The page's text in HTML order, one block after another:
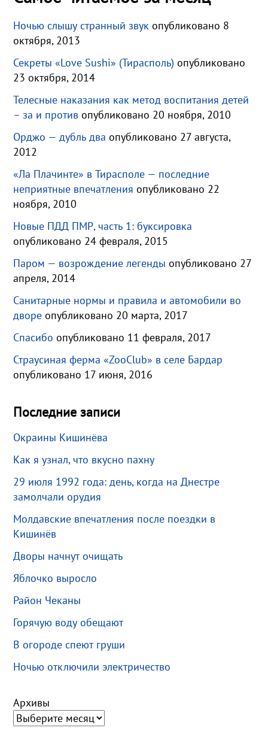
Ночью слышу странный звук опубликовано 8
октября, 2013
Секреты «Love Sushi» (Тирасполь) опубликовано
23 октября, 2014
Телесные наказания как метод воспитания детей
– за и против опубликовано 20 ноября, 2010
Орджо — дубль два опубликовано 27 августа,
2012
«Ла Плачинте» в Тирасполе — последние
неприятные впечатления опубликовано 22
ноября, 2010
Новые ПДД ПМР, часть 1: буксировка
опубликовано 24 февраля, 2015
Паром — возрождение легенды опубликовано 27
апреля, 2014
Санитарные нормы и правила и автомобили во
дворе опубликовано 20 марта, 2017
Спасибо опубликовано 11 февраля, 2017
Страусиная ферма «ZooClub» в селе Бардар
опубликовано 17 июня, 2016
Последние записи
Окраины Кишинёва
Как я узнал, что вкусно пахну
29 июля 1992 года: день, когда на Днестре
замолчали орудия
Молдавские впечатления после поездки в
Кишинёв
Дворы начнут очищать
Яблочко выросло
Район Чеканы
Горячую воду обещают
В огороде спеют груши
Ночью отключили электричество
Архивы